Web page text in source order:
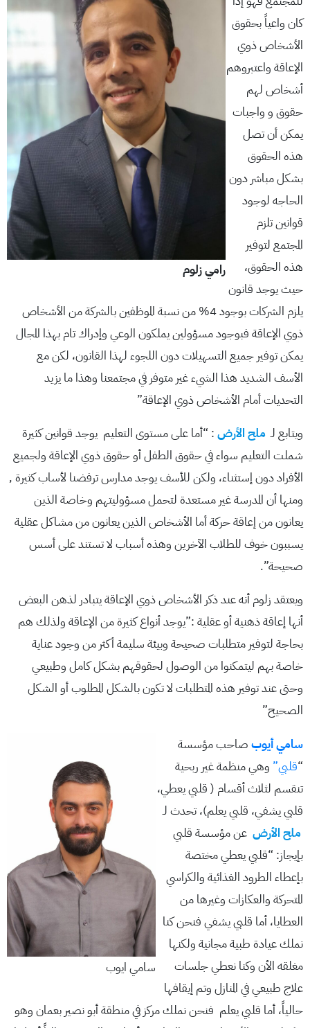
رامي زلوم
كان واعياً بحقوق
الأشخاص ذوي
الإعاقة واعتبروهم
أشخاص لهم
حقوق و واجبات
يمكن أن تصل
هذه الحقوق
بشكل مباشر دون
الحاجه لوجود
قوانين تلزم
المجتمع لتوفير
هذه الحقوق،
حيث يوجد قانون
يلزم الشركات بوجود 4% من نسبة الموظفين بالشركة من الأشخاص
ذوي الإعاقة فبوجود مسؤولين يملكون الوعي وإدراك تام بهذا المجال
يمكن توفير جميع التسهيلات دون اللجوء لهذا القانون، لكن مع
الأسف الشديد هذا الشيء غير متوفر في مجتمعنا وهذا ما يزيد
التحديات أمام الأشخاص ذوي الإعاقة”
ويتابع لـ ملح الأرض : “أما على مستوى التعليم يوجد قوانين كثيرة
شملت التعليم سواء في حقوق الطفل أو حقوق ذوي الإعاقة ولجميع
الأفراد دون إستثناء، ولكن للأسف يوجد مدارس ترفضنا لأساب كثيرة ,
ومنها أن المدرسة غير مستعدة لتحمل مسؤوليتهم وخاصة الذين
يعانون من إعاقة حركة أما الأشخاص الذين يعانون من مشاكل عقلية
يسببون خوف للطلاب الآخرين وهذه أسباب لا تستند على أسس
صحيحة”.
ويعتقد زلوم أنه عند ذكر الأشخاص ذوي الإعاقة يتبادر لذهن البعض
أنها إعاقة ذهنية أو عقلية :”يوجد أنواع كثيرة من الإعاقة ولذلك هم
بحاجة لتوفير متطلبات صحيحة وبيئة سليمة أكثر من وجود عناية
خاصة بهم ليتمكنوا من الوصول لحقوقهم بشكل كامل وطبيعي
وحتى عند توفير هذه المتطلبات لا تكون بالشكل المطلوب أو الشكل
الصحيح”
سامي ايوب
سامي أيوب صاحب مؤسسة
“قلبي” وهي منظمة غير ربحية
تنقسم لثلاث أقسام ( قلبي يعطي،
قلبي يشفي، قلبي يعلم)، تحدث لـ
ملح الأرض عن مؤسسة قلبي
بإيجاز: “قلبي يعطي مختصة
بإعطاء الطرود الغذائية والكراسي
المتحركة والعكازات وغيرها من
العطايا، أما قلبي يشفي فنحن كنا
نملك عيادة طبية مجانية ولكنها
مغلقه الأن وكنا نعطي جلسات
علاج طبيعي في المنازل وتم إيقافها
حالياً، أما قلبي يعلم فنحن نملك مركز في منطقة أبو نصير بعمان وهو